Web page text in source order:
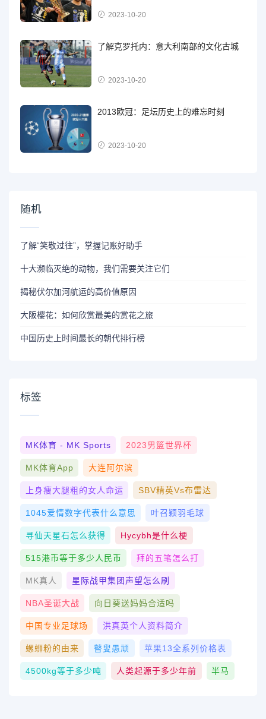
2023-10-20
了解克罗托内：意大利南部的文化古城
2023-10-20
2013欧冠：足坛历史上的难忘时刻
2023-10-20
随机
了解“笑敬过往”，掌握记账好助手
十大濒临灭绝的动物，我们需要关注它们
揭秘伏尔加河航运的高价值原因
大阪樱花：如何欣赏最美的赏花之旅
中国历史上时间最长的朝代排行榜
标签
MK体育 - MK Sports 2023男篮世界杯
MK体育App 大连阿尔滨
上身瘦大腿粗的女人命运 SBV精英vs布雷达
1045爱情数字代表什么意思 叶召颖羽毛球
寻仙天星石怎么获得 Hycybh是什么梗
515港币等于多少人民币 拜的五笔怎么打
MK真人 星际战甲集团声望怎么刷
NBA圣诞大战 向日葵送妈妈合适吗
中国专业足球场 洪真英个人资料简介
螺蛳粉的由来 瞽叟愚顽 苹果13全系列价格表
4500kg等于多少吨 人类起源于多少年前 半马